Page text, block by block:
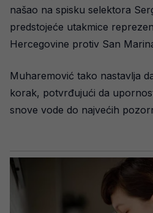
našao na spisku selektora
predstojeće utakmice
Hercegovine protiv San
Muharemović tako nastavlja
korak, potvrđujući da
snove vode do najvećih